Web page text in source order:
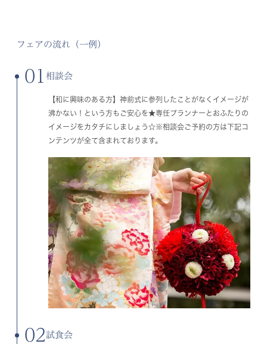
フェアの流れ（一例）
01 相談会
【和に興味のある方】神前式に参列したことがなくイメージが
沸かない！という方もご安心を★専任プランナーとおふたりの
イメージをカタチにしましょう☆※相談会ご予約の方は下記コ
ンテンツが全て含まれております。
02試食会